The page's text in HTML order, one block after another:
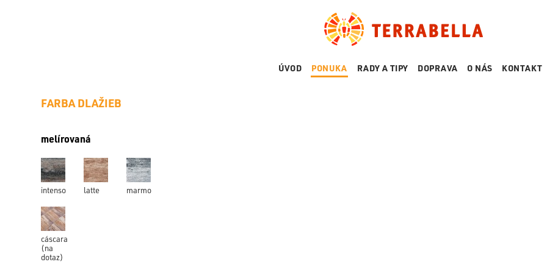
ÚVOD PONUKA
DLAŽBA
RADY A TIPY DOPRAVA O NÁS KONTAKT
FARBA DLAŽIEB
melírovaná
intenso latte marmo
cáscara
(na
dotaz)